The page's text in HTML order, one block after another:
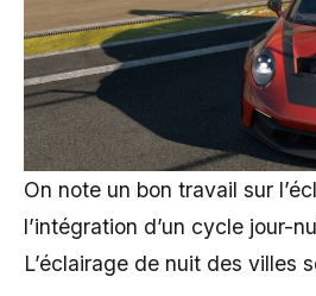
On note un bon travail sur
l’intégration d’un cycle jour-
L’éclairage de nuit des villes